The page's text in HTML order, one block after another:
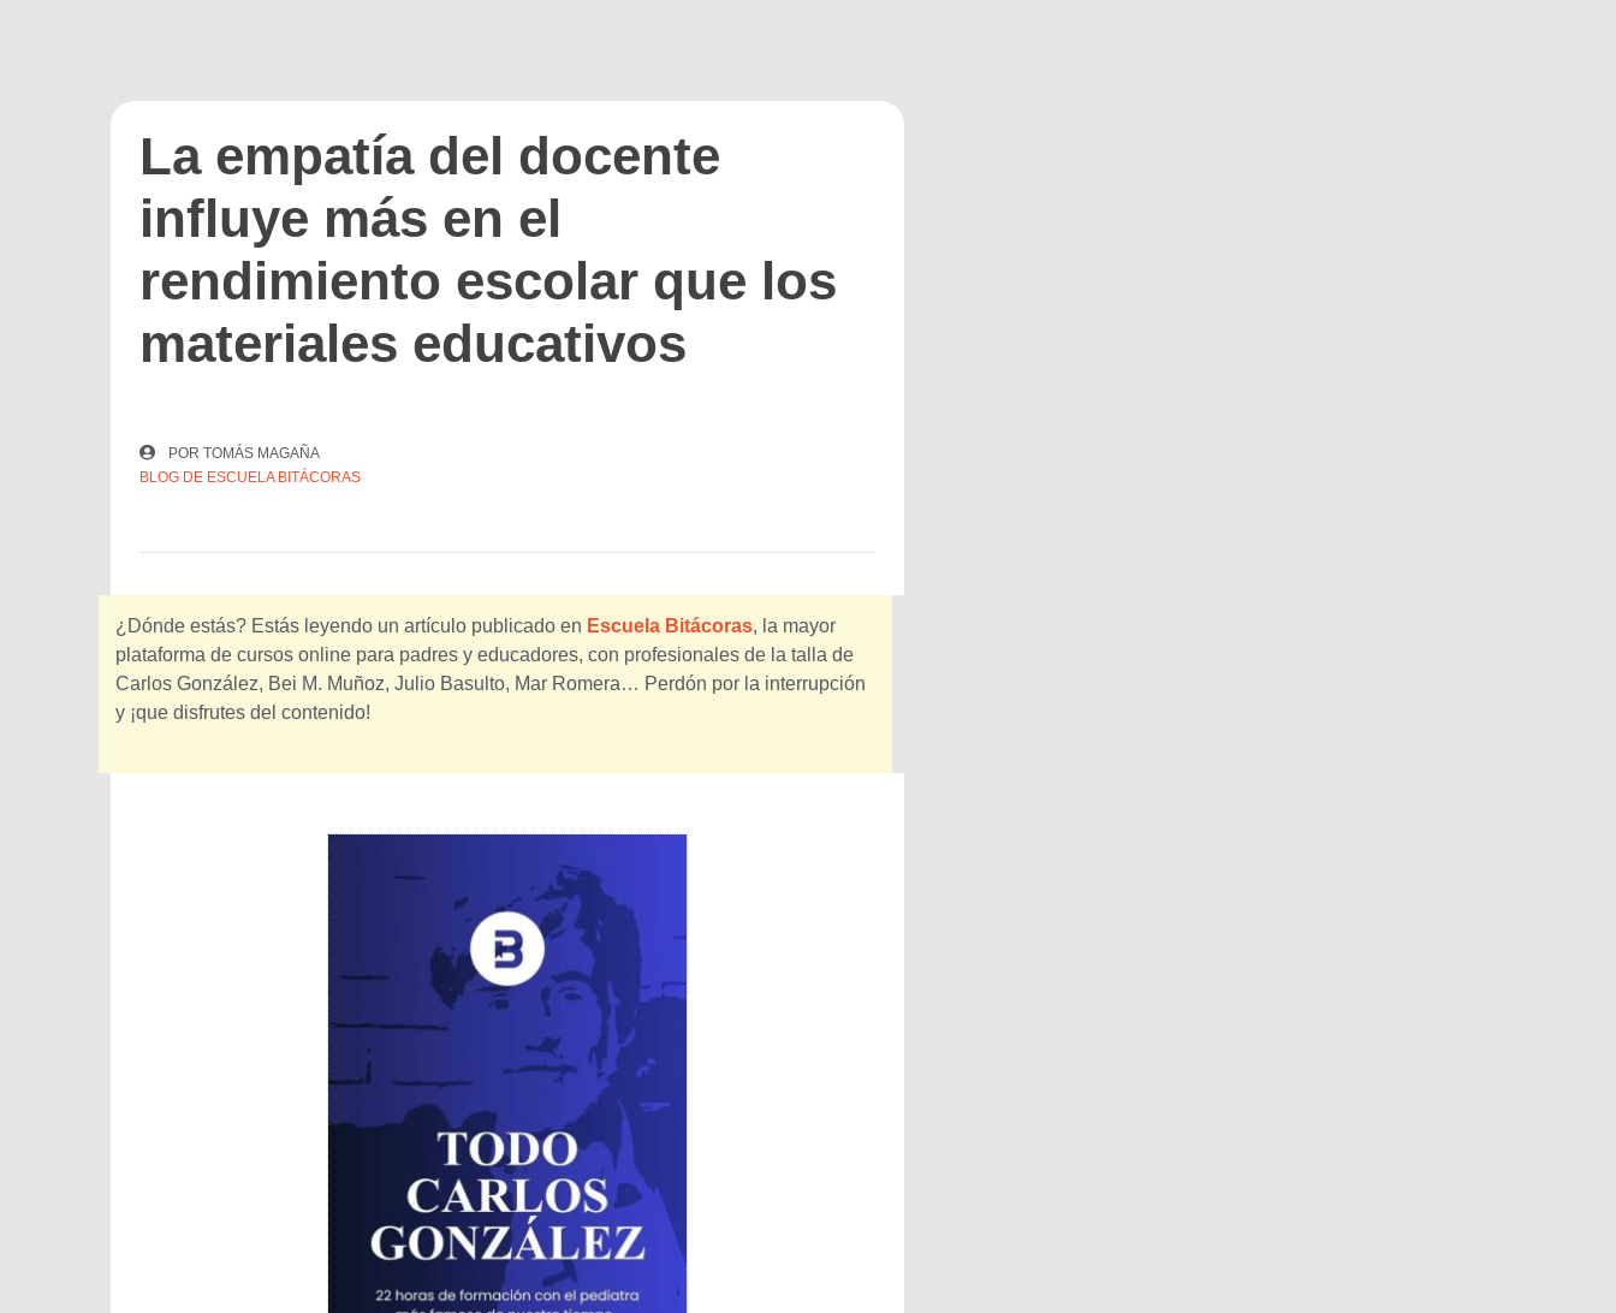
La empatía del docente
influye más en el
rendimiento escolar que los
materiales educativos
POR TOMÁS MAGAÑA
BLOG DE ESCUELA BITÁCORAS
¿Dónde estás? Estás leyendo un artículo publicado en Escuela Bitácoras, la mayor
plataforma de cursos online para padres y educadores, con profesionales de la talla de
Carlos González, Bei M. Muñoz, Julio Basulto, Mar Romera… Perdón por la interrupción
y ¡que disfrutes del contenido!